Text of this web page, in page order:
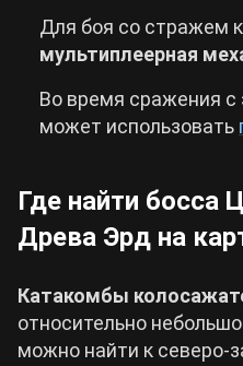
Для боя со стражем
мультиплеерная
Во время сражения с
может использовать
Где найти босса
Древа Эрд на
Катакомбы
относительно
можно найти к северо-